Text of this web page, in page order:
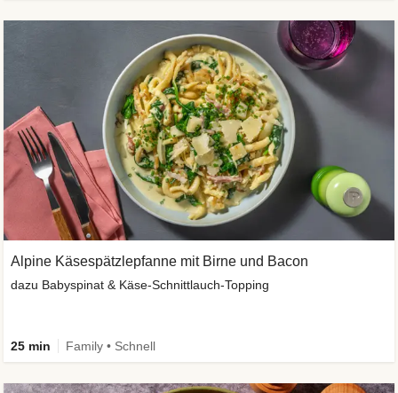
Alpine Käsespätzlepfanne mit Birne und Bacon
dazu Babyspinat & Käse-Schnittlauch-Topping
25 min Family • Schnell